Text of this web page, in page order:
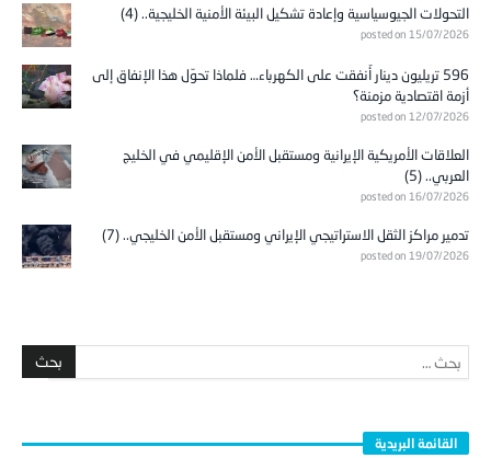
التحولات الجيوسياسية وإعادة تشكيل البيئة الأمنية الخليجية.. (4)
posted on 15/07/2026
596 تريليون دينار أُنفقت على الكهرباء… فلماذا تحوّل هذا الإنفاق إلى
أزمة اقتصادية مزمنة؟
posted on 12/07/2026
العلاقات الأمريكية الإيرانية ومستقبل الأمن الإقليمي في الخليج
العربي.. (5)
posted on 16/07/2026
تدمير مراكز الثقل الاستراتيجي الإيراني ومستقبل الأمن الخليجي.. (7)
posted on 19/07/2026
القائمة البريدية